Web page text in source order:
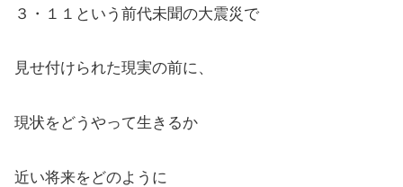
３・１１という前代未聞の大震災で
見せ付けられた現実の前に、
現状をどうやって生きるか
近い将来をどのように